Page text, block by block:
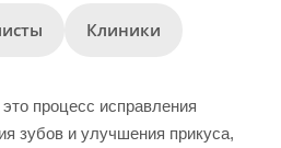
Клиники
это процесс исправления
зубов и улучшения прикуса,